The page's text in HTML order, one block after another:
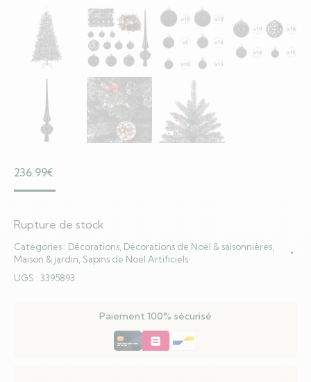
236.99€
Rupture de stock
Catégories : Décorations Décorations de Noël & saisonnières
Maison & jardin Sapins de Noël Artificiels
UGS : 3395893
Paiement 100% sécurisé